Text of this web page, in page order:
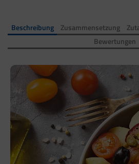
Beschreibung Zusammensetzung
Bewertungen